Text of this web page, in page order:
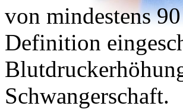
von mindestens
Definition
Schwangerschaft.